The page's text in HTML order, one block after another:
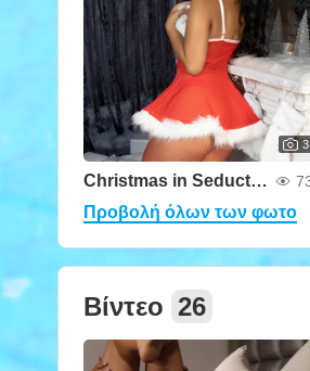
3
Christmas in Seduction Mode
Προβολή όλων των φωτο
Βίντεο 26